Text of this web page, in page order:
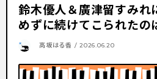
鈴木優人＆廣津留すみれ
めずに続けてこられたの
高坂はる香 / 2026.06.20